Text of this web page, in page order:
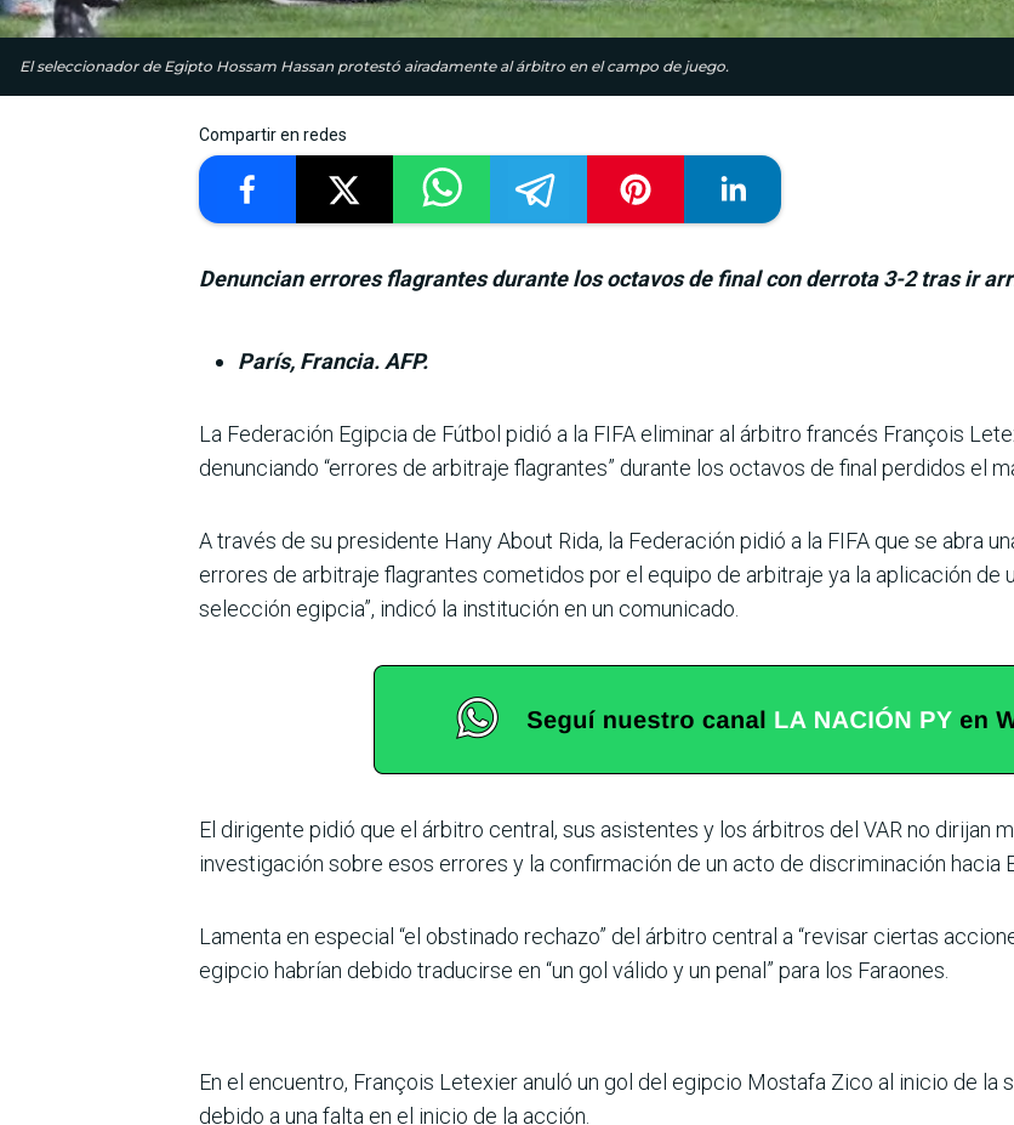
El seleccionador de Egipto Hossam Hassan protestó airadamente al árbitro en el campo de juego.
Compartir en redes
Denuncian errores flagrantes durante los octavos de final con derrota 3-2 tras ir
París, Francia. AFP.
La Federación Egipcia de Fútbol pidió a la FIFA eliminar al árbi­tro francés François
denunciando “erro­res de arbitraje flagrantes” durante los octavos de final perdidos el
A través de su presidente Hany About Rida, la Fede­ración pidió a la FIFA que se abra
errores de arbitraje flagrantes come­tidos por el equipo de arbi­traje ya la aplicación de
selección egip­cia”, indicó la institución en un comunicado.
El dirigente pidió que el árbi­tro central, sus asistentes y los árbitros del VAR no diri­jan
inves­tigación sobre esos errores y la confirmación de un acto de discriminación hacia
Lamenta en especial “el obs­tinado rechazo” del árbi­tro central a “revisar cier­tas
egipcio habrían debido traducirse en “un gol válido y un penal” para los Faraones.
En el encuentro, François Letexier anuló un gol del egip­cio Mostafa Zico al inicio de la
debido a una falta en el inicio de la acción.